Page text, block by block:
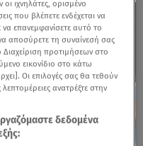
ιχνηλάτες, ορισμένο
που βλέπετε ενδέχεται να
να επανεμφανίσετε αυτό το
αποσύρετε τη συναίνεσή σας
προτιμήσεων στο
εικονίδιο στο κάτω
Οι επιλογές σας θα τεθούν
ανατρέξτε στην
δεδομένα